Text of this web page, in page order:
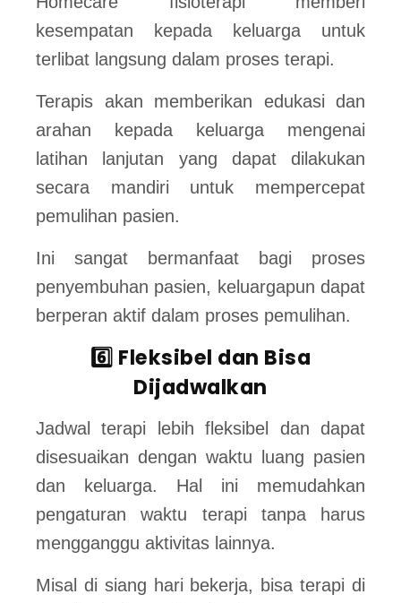
kesempatan kepada keluarga untuk
terlibat langsung dalam proses terapi.
Terapis akan memberikan edukasi dan
arahan kepada keluarga mengenai
latihan lanjutan yang dapat dilakukan
secara mandiri untuk mempercepat
pemulihan pasien.
Ini sangat bermanfaat bagi proses
penyembuhan pasien, keluargapun dapat
berperan aktif dalam proses pemulihan.
6️⃣ Fleksibel dan Bisa
Dijadwalkan
Jadwal terapi lebih fleksibel dan dapat
disesuaikan dengan waktu luang pasien
dan keluarga. Hal ini memudahkan
pengaturan waktu terapi tanpa harus
mengganggu aktivitas lainnya.
Misal di siang hari bekerja, bisa terapi di